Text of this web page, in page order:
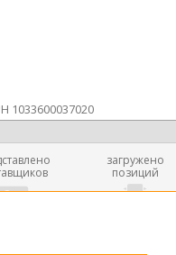
1033600037020
загружено
позиций